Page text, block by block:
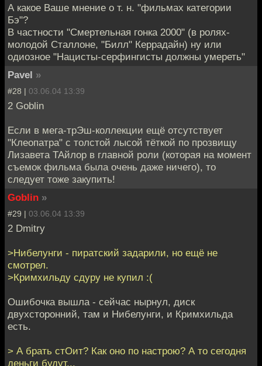
А какое Ваше мнение о т. н. "фильмах категории
Бэ"?
В частности "Смертельная гонка 2000" (в ролях-
молодой Сталлоне, "Билл" Керрадайн) ну или
одиозное "Нацисты-серфингисты должны умереть"
Pavel »
#28 | 03.06.04 13:39
2 Goblin
Если в мега-трЭш-коллекции ещё отсутствует
"Клеопатра" с толстой лысой тёткой по прозвищу
Лизавета ТАйлор в главной роли (которая на момент
съемок фильма была очень даже ничего), то
следует тоже закупить!
Goblin »
#29 | 03.06.04 13:39
2 Dmitry
>Нибелунги - пиратский задарили, но ещё не
смотрел.
>Кримхильду сдуру не купил :(
Ошибочка вышла - сейчас нырнул, диск
двухсторонний, там и Нибелунги, и Кримхильда
есть.
> А брать стОит? Как оно по настрою? А то сегодня
деньги будут...